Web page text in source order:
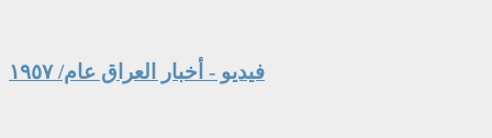
فيديو - أخبار العراق عام/ ١٩٥٧